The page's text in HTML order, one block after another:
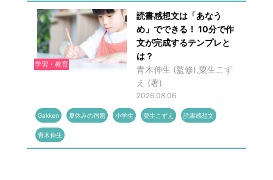
学習・教育
読書感想文は「あなう
め」でできる！ 10分で作
文が完成するテンプレと
は？
青木伸生 (監修),粟生こず
え (著)
2026.08.06
Gakken 夏休みの宿題 小学生 粟生こずえ 読書感想文
青木伸生